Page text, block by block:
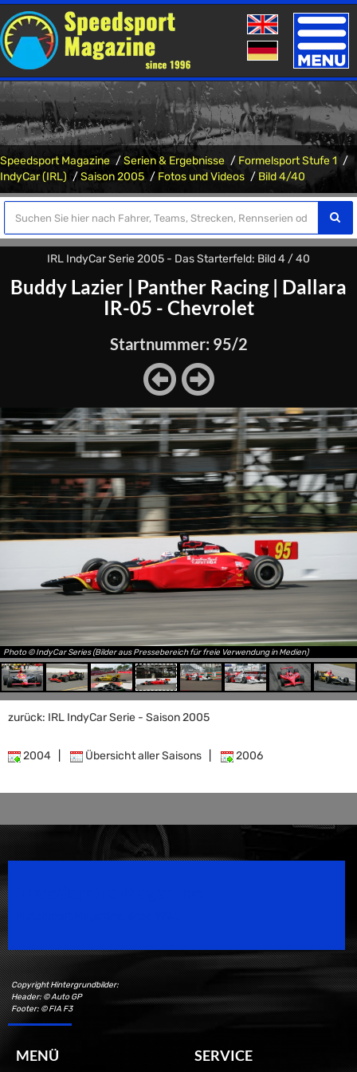
Toggle
Speedsport Magazine Serien & Ergebnisse
Formelsport Stufe 1
IndyCar (IRL)
Saison 2005 Fotos und Videos Bild 4/40
IRL IndyCar Serie 2005 - Das Starterfeld: Bild 4 / 40
Buddy Lazier | Panther Racing| Dallara
IR-05 - Chevrolet
Startnummer: 95/2
Photo © IndyCar Series (Bilder aus Pressebereich für freie Verwendung in Medien)
zurück: IRL IndyCar Serie - Saison 2005
2004 Übersicht aller Saisons 2006
Copyright Hintergrundbilder:
Header: © Auto GP
Footer: © FIA F3
MENÜ SERVICE